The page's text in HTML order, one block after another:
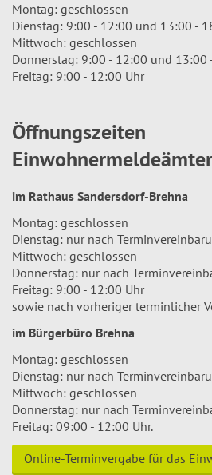
Montag: geschlossen
Dienstag: 9:00 - 12:00 und 13:00 -
Mittwoch: geschlossen
Donnerstag: 9:00 - 12:00 und 13:00
Freitag: 9:00 - 12:00 Uhr
Öffnungszeiten
Einwohnermeldeämter
im Rathaus Sandersdorf-Brehna
Montag: geschlossen
Dienstag: nur nach
Mittwoch: geschlossen
Donnerstag: nur nach
Freitag: 9:00 - 12:00 Uhr
sowie nach vorheriger terminlicher
im Bürgerbüro Brehna
Montag: geschlossen
Dienstag: nur nach
Mittwoch: geschlossen
Donnerstag: nur nach
Freitag: 09:00 - 12:00 Uhr.
Online-Terminvergabe für das